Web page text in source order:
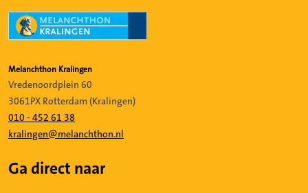
Melanchthon Kralingen
Vredenoordplein 60
3061PX Rotterdam (Kralingen)
010 - 452 61 38
kralingen@melanchthon.nl
Ga direct naar